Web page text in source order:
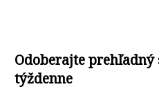
Odoberajte
týždenne